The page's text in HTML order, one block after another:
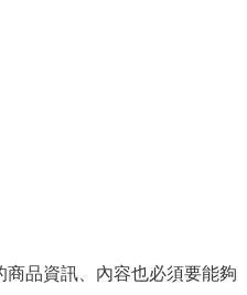
品資訊、內容也必須要能夠